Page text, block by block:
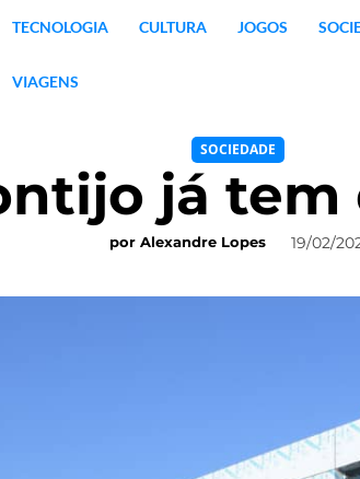
TECNOLOGIA CULTURA JOGOS
VIAGENS
SOCIEDADE
já
por Alexandre Lopes 19/02/